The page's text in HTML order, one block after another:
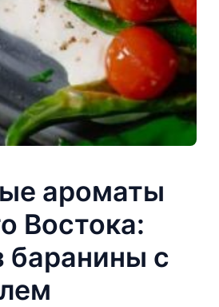
ароматы
Востока:
баранины с